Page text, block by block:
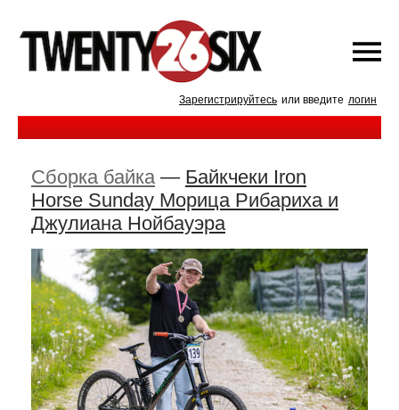
Зарегистрируйтесь или введите логин
Сборка байка— Байкчеки Iron
Horse Sunday Морица Рибариха и
Джулиана Нойбауэра